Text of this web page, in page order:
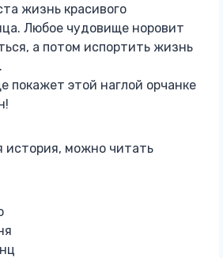
жизнь красивого
Любое чудовище норовит
а потом испортить жизнь
покажет этой наглой орчанке
история, можно читать